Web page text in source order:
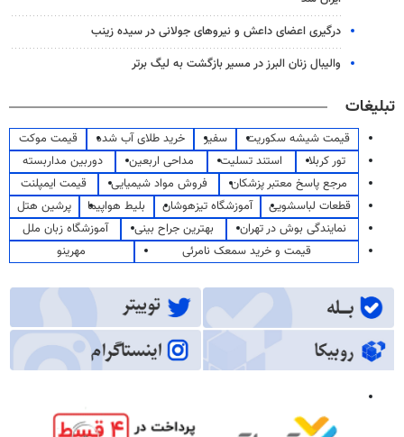
درگیری اعضای داعش و نیروهای جولانی در سیده زینب
والیبال زنان البرز در مسیر بازگشت به لیگ برتر
تبلیغات
قیمت شیشه سکوریت سفیر خرید طلای آب شده
قیمت موکت
تور کربلا
استند تسلیت مداحی اربعین
دوربین مداربسته
مرجع پاسخ معتبر پزشکان
فروش مواد شیمیایی
قیمت ایمپلنت
قطعات لباسشویی
آموزشگاه تیزهوشان بلیط هواپیما
پرشین هتل
نمایندگی بوش در تهران
بهترین جراح بینی
آموزشگاه زبان ملل
قیمت و خرید سمعک نامرئی
مهرینو